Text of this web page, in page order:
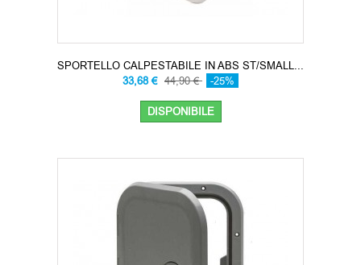
SPORTELLO CALPESTABILE IN ABS ST/SMALL...
33,68 € 44,90 € -25%
DISPONIBILE